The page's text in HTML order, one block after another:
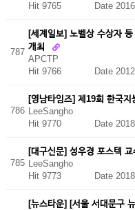
Hit 9765
Date
787
[세계일보] 노벨상 수상자 등
개최
APCTP
Hit 9766 Date
786
[영남타임즈] 제19회 한국지
LeeSangho
Hit 9770
Date
785
[대구신문] 성우경 포스텍
LeeSangho
Hit 9773
Date
[뉴스타운] [서울 서대문구